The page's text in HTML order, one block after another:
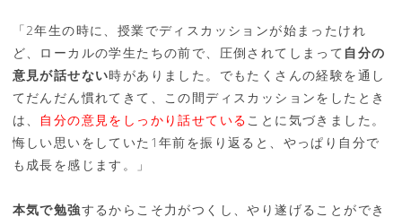
「2年生の時に、授業でディスカッションが始まったけれ
ど、ローカルの学生たちの前で、圧倒されてしまって 自分の
意見が話せない時がありました。でもたくさんの経験を通し
てだんだん慣れてきて、この間ディスカッションをしたとき
は、 自分の意見をしっかり話せていることに気づきました。
悔しい思いをしていた1年前を振り返ると、やっぱり自分で
も成長を感じます。」
本気で勉強するからこそ力がつくし、やり遂げることができ